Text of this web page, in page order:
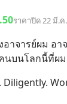
ราคาปิด 22 มี.ค
าจารย์ผม อา
บนโลกนี้ที่ผม
Diligently.